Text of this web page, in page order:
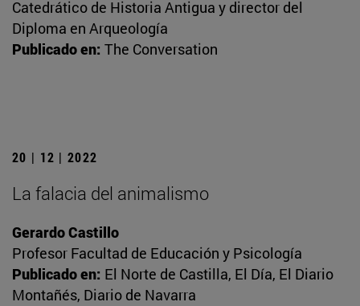
Catedrático de Historia Antigua y director del
Diploma en Arqueología
Publicado en: The Conversation
20 | 12 | 2022
La falacia del animalismo
Gerardo Castillo
Profesor Facultad de Educación y Psicología
Publicado en: El Norte de Castilla, El Día, El Diario
Montañés, Diario de Navarra